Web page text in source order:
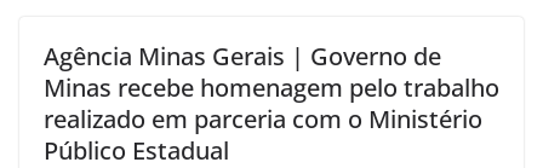
Agência Minas Gerais | Governo de
Minas recebe homenagem pelo trabalho
realizado em parceria com o Ministério
Público Estadual